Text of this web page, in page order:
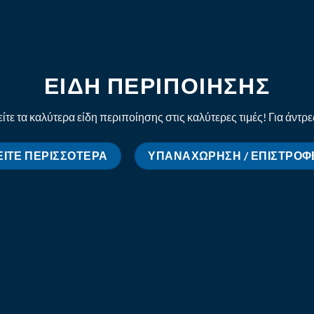
ΕΙΔΗ ΠΕΡΙΠΟΙΗΣΗΣ
τα καλύτερα είδη περιποίησης στις καλύτερες τιμές! Για
ΠΕΡΙΣΣΌΤΕΡΑ ΥΠΑΝΑΧΏΡΗΣΗ /